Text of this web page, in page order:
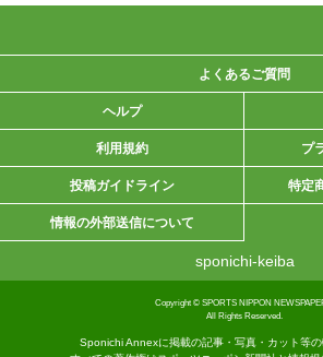
よくあるご質問
ヘルプ
利用規約 プ
投稿ガイドライン 特定
情報の外部送信について
sponichi-keiba
Copyright © SPORTS NIPPON
All Rights Reserved.
Sponichi Annexに掲載の記事・写真・カット等の